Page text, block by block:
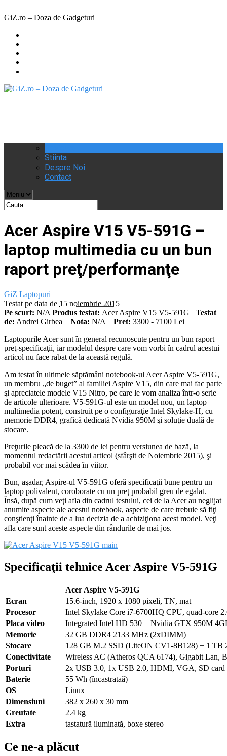
GiZ.ro – Doza de Gadgeturi
Stiinta
Despre Noi
Contact
Acer Aspire V15 V5-591G –
laptop multimedia cu un bun
raport preţ/performanţe
GiZ Laptopuri
Testat pe data de 15 noiembrie 2015
Pe scurt: N/A Produs testat: Acer Aspire V15 V5-591G
Testat
de: Andrei Girbea Nota: N/A Pret: 3300 - 7100 Lei
Laptopurile Acer sunt în general recunoscute pentru un bun raport
preţ-specificaţii, iar modelul despre care vom vorbi în cadrul acestui
articol nu face rabat de la această regulă.
Am testat în ultimele săptămâni notebook-ul Acer Aspire V5-591G,
un membru „de buget” al familiei Aspire V15, din care mai fac parte
şi apreciatele modele V15 Nitro, pe care le vom analiza într-o serie
de articole ulterioare. V5-591G-ul este un model nou, un laptop
multimedia potent, construit pe o configuraţie Intel Skylake-H, cu
memorie DDR4, grafică dedicată Nvidia 950M şi soluţie duală de
stocare.
Preţurile pleacă de la 3300 de lei pentru versiunea de bază, la
momentul redactării acestui articol (sfârşit de Noiembrie 2015), şi
probabil vor mai scădea în viitor.
Bun, aşadar, Aspire-ul V5-591G oferă specificaţii bune pentru un
laptop polivalent, coroborate cu un preţ probabil greu de egalat.
Însă, după cum veţi afla din cadrul testului, cei de la Acer au neglijat
anumite aspecte ale acestui notebook, aspecte de care trebuie să fiţi
conştienţi înainte de a lua decizia de a achiziţiona acest model. Veţi
afla care sunt aceste aspecte din rândurile de mai jos.
Specificaţii tehnice Acer Aspire V5-591G
Acer Aspire V5-591G
Ecran
15.6-inch, 1920 x 1080 pixeli, TN, mat
Procesor
Intel Skylake Core i7-6700HQ CPU, quad-core
Placa video
Integrated Intel HD 530 + Nvidia GTX 950M
Memorie
32 GB DDR4 2133 MHz (2xDIMM)
Stocare
128 GB M.2 SSD (LiteON CV1-8B128) + 1 TB
Conectivitate
Wireless AC (Atheros QCA 6174), Gigabit Lan,
Porturi
2x USB 3.0, 1x USB 2.0, HDMI, VGA, SD card
Baterie
55 Wh (încastrataă)
OS
Linux
Dimensiuni
382 x 260 x 30 mm
Greutate
2.4 kg
Extra
tastatură iluminată, boxe stereo
Ce ne-a plăcut